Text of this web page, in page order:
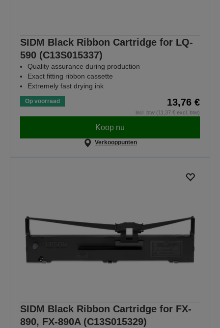
SIDM Black Ribbon Cartridge for LQ-
590 (C13S015337)
Quality assurance during production
Exact fitting ribbon cassette
Extremely fast drying ink
Op voorraad 13,76 €
incl. btw (11,37 € excl. btw)
Koop nu
Verkooppunten
SIDM Black Ribbon Cartridge for FX-
890, FX-890A (C13S015329)